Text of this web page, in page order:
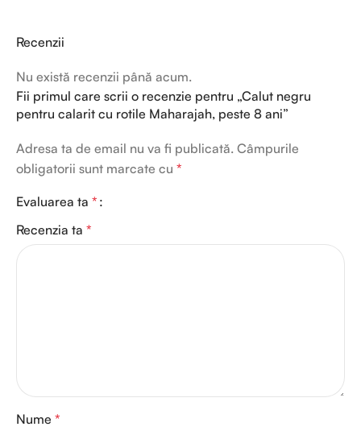
Recenzii
Nu există recenzii până acum.
Fii primul care scrii o recenzie pentru „Calut negru
pentru calarit cu rotile Maharajah, peste 8 ani”
Adresa ta de email nu va fi publicată. Câmpurile
obligatorii sunt marcate cu *
Evaluarea ta *
Recenzia ta *
Nume *